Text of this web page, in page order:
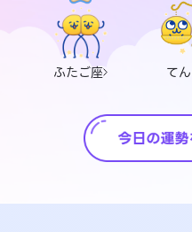
ふたご座 て